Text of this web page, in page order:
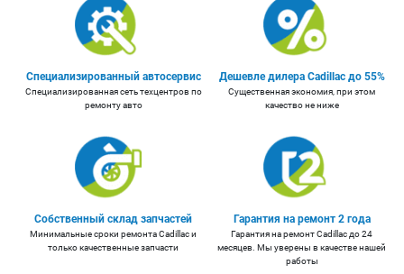
Специализированный автосервис
Специализированная сеть техцентров по
ремонту авто
Дешевле дилера Cadillac до 55%
Существенная экономия, при этом
качество не ниже
Собственный склад запчастей
Минимальные сроки ремонта Cadillac и
только качественные запчасти
Гарантия на ремонт 2 года
Гарантия на ремонт Cadillac до 24
месяцев. Мы уверены в качестве нашей
работы